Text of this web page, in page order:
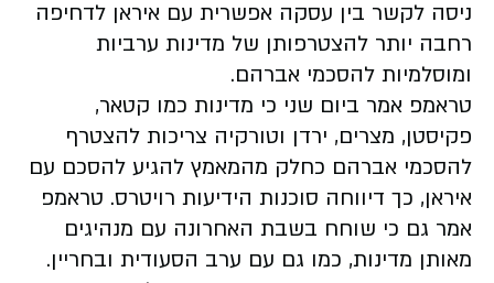
ניסה לקשר בין עסקה אפשרית עם איראן לדחיפה
רחבה יותר להצטרפותן של מדינות ערביות
ומוסלמיות להסכמי אברהם.
טראמפ אמר ביום שני כי מדינות כמו קטאר,
פקיסטן, מצרים, ירדן וטורקיה צריכות להצטרף
להסכמי אברהם כחלק מהמאמץ להגיע להסכם עם
איראן, כך דיווחה סוכנות הידיעות רויטרס. טראמפ
אמר גם כי שוחח בשבת האחרונה עם מנהיגים
מאותן מדינות, כמו גם עם ערב הסעודית ובחריין.